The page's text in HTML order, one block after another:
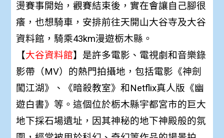
燙賽事開始， 觀賽結束後，實在會讓自己腳很
癢，也想騎車，安排前往天開山大谷寺及大谷
資料館，騎乘43km漫遊栃木縣。
【大谷資料館】是許多電影、電視劇和音樂錄
影帶（MV）的熱門拍攝地，包括電影《神劍
闖江湖》、《暗殺教室》和Netflix真人版《幽
遊白書》等。這個位於栃木縣宇都宮市的巨大
地下採石場遺址，因其神秘的地下神殿般的氛